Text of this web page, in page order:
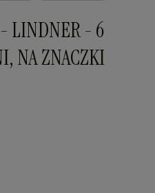
LINDNER - 6
NA ZNACZKI